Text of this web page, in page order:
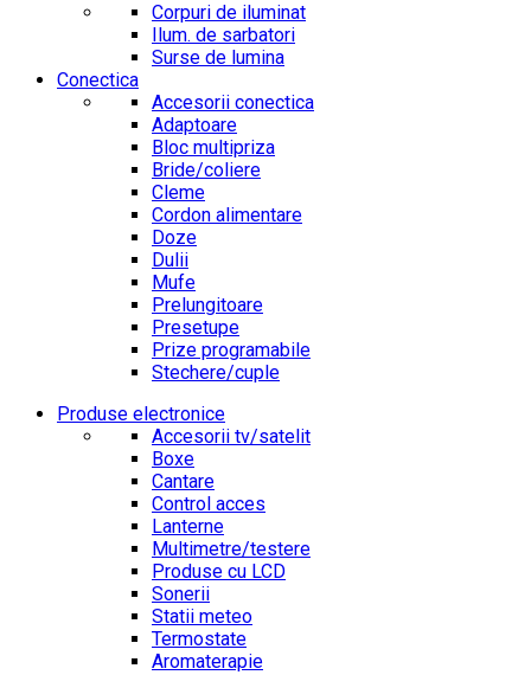
Corpuri de iluminat
Ilum. de sarbatori
Surse de lumina
Conectica
Accesorii conectica
Adaptoare
Bloc multipriza
Bride/coliere
Cleme
Cordon alimentare
Doze
Dulii
Mufe
Prelungitoare
Presetupe
Prize programabile
Stechere/cuple
Produse electronice
Accesorii tv/satelit
Boxe
Cantare
Control acces
Lanterne
Multimetre/testere
Produse cu LCD
Sonerii
Statii meteo
Termostate
Aromaterapie